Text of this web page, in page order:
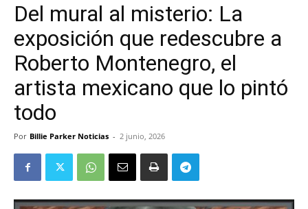
Del mural al misterio: La
exposición que redescubre a
Roberto Montenegro, el
artista mexicano que lo pintó
todo
Por Billie Parker Noticias - 2 junio, 2026